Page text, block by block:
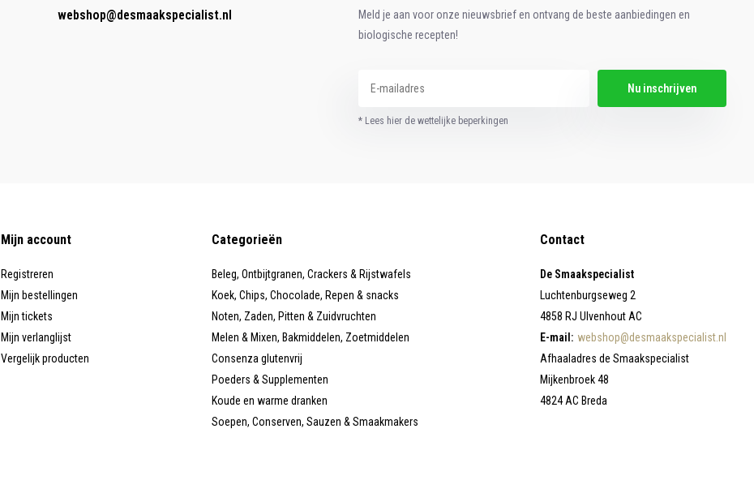
webshop@desmaakspecialist.nl
Meld je aan voor onze nieuwsbrief en ontvang de beste aanbiedingen en
biologische recepten!
Nu inschrijven
* Lees hier de wettelijke beperkingen
Mijn account
Registreren
Mijn bestellingen
Mijn tickets
Mijn verlanglijst
Vergelijk producten
Categorieën
Beleg, Ontbijtgranen, Crackers & Rijstwafels
Koek, Chips, Chocolade, Repen & snacks
Noten, Zaden, Pitten & Zuidvruchten
Melen & Mixen, Bakmiddelen, Zoetmiddelen
Consenza glutenvrij
Poeders & Supplementen
Koude en warme dranken
Soepen, Conserven, Sauzen & Smaakmakers
Contact
De Smaakspecialist
Luchtenburgseweg 2
4858 RJ Ulvenhout AC
E-mail: webshop@desmaakspecialist.nl
Afhaaladres de Smaakspecialist
Mijkenbroek 48
4824 AC Breda